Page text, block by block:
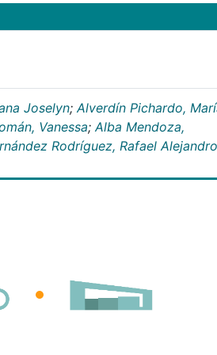
Joselyn; Alverdín Pichardo,
Vanessa; Alba Mendoza,
Rodríguez, Rafael Alejandro